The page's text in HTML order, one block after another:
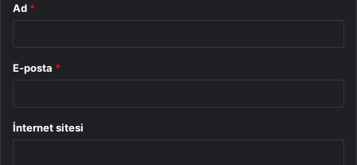
Ad *
E-posta *
İnternet sitesi